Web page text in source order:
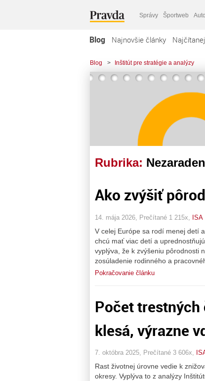
Správy Športweb Auto
Blog Najnovšie články
Blog > Inštitút pre stratégie a analýzy
Rubrika:
Ako zvýšiť
14. mája 2026, Prečítané 1 215x, ISA
V celej Európe sa rodí menej detí
chcú mať viac detí a
vyplýva, že k zvýšeniu pôrodnosti
zosúladenie rodinného a
Pokračovanie článku
Počet
klesá, výrazne
7. októbra 2025, Prečítané 3 606x,
Rast životnej úrovne vedie k
okresy. Vyplýva to z analýzy